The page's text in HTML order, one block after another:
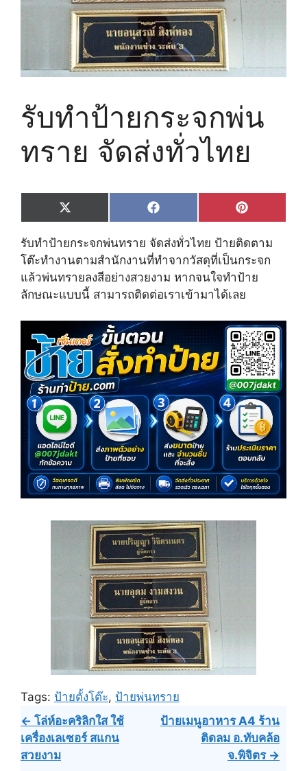
รับทำป้ายกระจกพ่น
ทราย จัดส่งทั่วไทย
Share
on
X
(
w
i
t
e
)
Share
on
F
a
e
b
o
k
Share
on
P
i
t
e
e
รับทำป้ายกระจกพ่นทราย จัดส่งทั่วไทย ป้ายติดตาม
โต๊ะทำงานตามสำนักงานที่ทำจากวัสดุที่เป็นกระจก
แล้วพ่นทรายลงสีอย่างสวยงาม หากจนใจทำป้าย
ลักษณะแบบนี้ สามารถติดต่อเราเข้ามาได้เลย
Tags: ป้ายตั้งโต๊ะ, ป้ายพ่นทราย
Post
navigation
← โล่ห์อะคริลิกใส ใช้
เครื่องเลเซอร์ สแกน
สวยงาม
ป้ายเมนูอาหาร A4 ร้าน
ติดลม อ.ทับคล้อ
จ.พิจิตร →